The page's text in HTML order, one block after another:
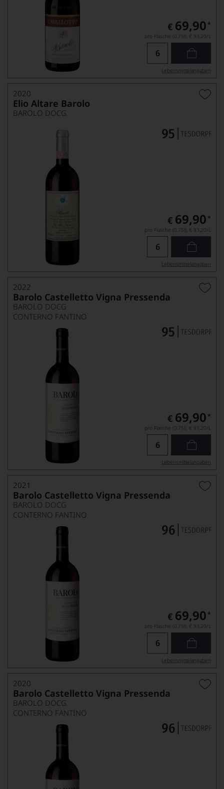
€ 69,90 *
pro Flasche (0.75l), € 93,20/L
Lebensmittel­angaben
2020
Elio Altare Barolo
BAROLO DOCG
€ 69,90 *
pro Flasche (0.75l), € 93,20/L
Lebensmittel­angaben
2022
Barolo Castelletto Vigna Pressenda
BAROLO DOCG
CONTERNO FANTINO
€ 69,90 *
pro Flasche (0.75l), € 93,20/L
Lebensmittel­angaben
2021
Barolo Castelletto Vigna Pressenda
BAROLO DOCG
CONTERNO FANTINO
€ 69,90 *
pro Flasche (0.75l), € 93,20/L
Lebensmittel­angaben
2020
Barolo Castelletto Vigna Pressenda
BAROLO DOCG
CONTERNO FANTINO